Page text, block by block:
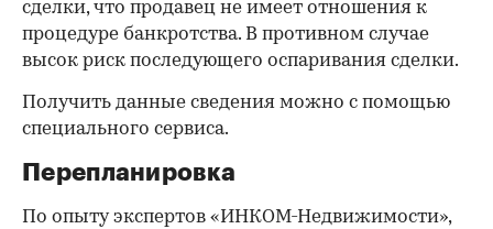
сделки, что продавец не имеет отношения к
процедуре банкротства. В противном случае
высок риск последующего оспаривания сделки.
Получить данные сведения можно с помощью
специального сервиса.
Перепланировка
По опыту экспертов «ИНКОМ-Недвижимости»,